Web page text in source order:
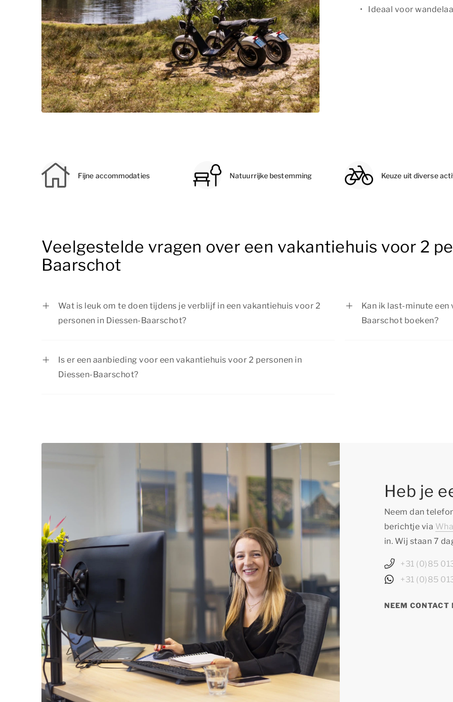
Ideaal voor
Fijne accommodaties Natuurrijke bestemming Keuze uit diverse
Veelgestelde vragen over een vakantiehuis voor 2
Baarschot
Wat is leuk om te doen tijdens je verblijf in een vakantiehuis voor 2
personen in Diessen-Baarschot?
Kan ik last-minute een
Baarschot boeken?
Is er een aanbieding voor een vakantiehuis voor 2 personen in
Diessen-Baarschot?
Heb je
Neem dan
berichtje via
in. Wij staan 7
+31 (0)85
+31 (0)85
NEEM CONTACT